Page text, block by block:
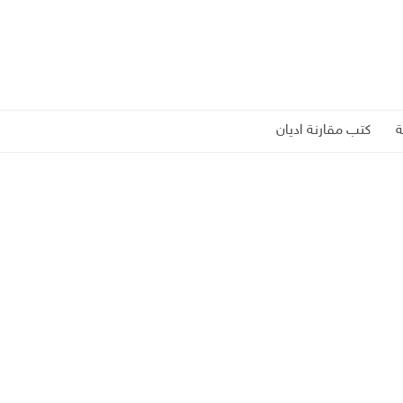
كتب مقارنة اديان